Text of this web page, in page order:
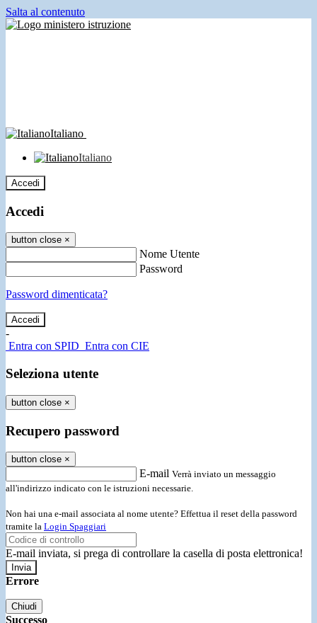
Salta al contenuto
Italiano
Italiano
Accedi
Accedi
button close ×
Nome Utente
Password
Password dimenticata?
-
Entra con SPID Entra con CIE
Seleziona utente
button close ×
Recupero password
button close ×
E-mail Verrà inviato un messaggio
all'indirizzo indicato con le istruzioni necessarie.
Non hai una e-mail associata al nome utente? Effettua il reset della password
tramite la Login Spaggiari
E-mail inviata, si prega di controllare la casella di posta elettronica!
Errore
Chiudi
Successo